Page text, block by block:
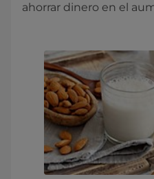
ahorrar dinero en el